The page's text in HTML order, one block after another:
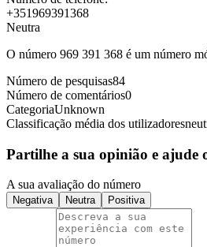
+351969391368
Neutra
O número 969 391 368 é um número
Número de pesquisas84
Número de comentários0
CategoriaUnknown
Classificação média dos utilizadores
Partilhe a sua opinião e ajude
A sua avaliação do número
Negativa Neutra Positiva